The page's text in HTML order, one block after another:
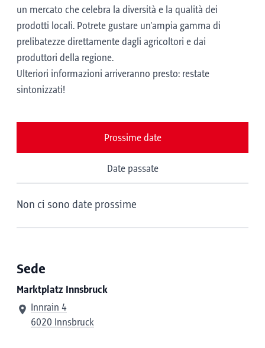
un mercato che celebra la diversità e la qualità dei
prodotti locali. Potrete gustare un'ampia gamma di
prelibatezze direttamente dagli agricoltori e dai
produttori della regione.
Ulteriori informazioni arriveranno presto: restate
sintonizzati!
Prossime date
Date passate
Non ci sono date prossime
Sede
Marktplatz Innsbruck
Innrain 4
6020 Innsbruck